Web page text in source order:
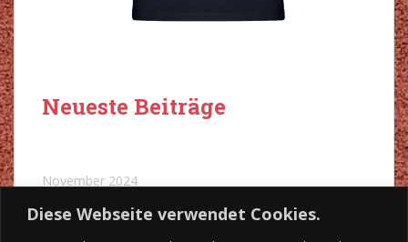
Diese Webseite verwendet Cookies.
Neueste Beiträge
November 2024
Dezember 2023